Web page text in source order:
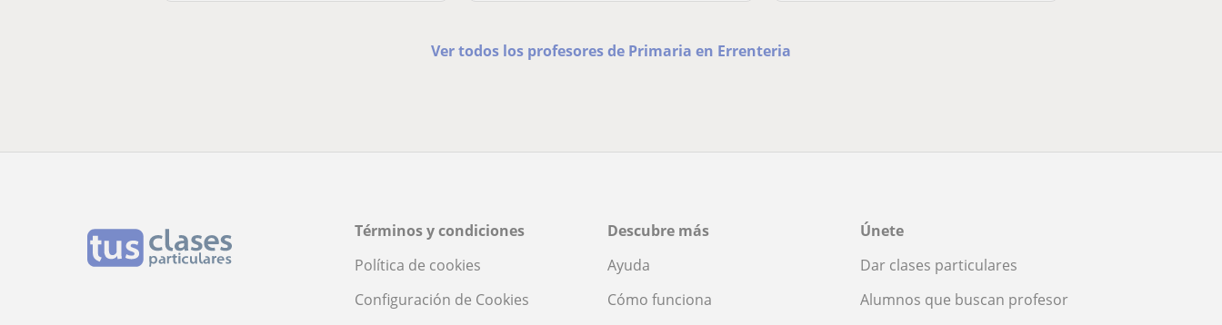
Ver todos los profesores de Primaria en Errenteria
Términos y condiciones
Política de cookies
Configuración de Cookies
Descubre más
Ayuda
Cómo funciona
Únete
Dar clases particulares
Alumnos que buscan profesor